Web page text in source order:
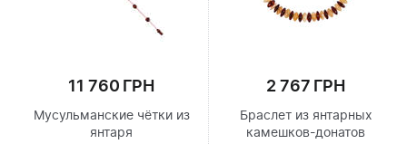
11 760 ГРН
Мусульманские чётки из
янтаря
2 767 ГРН
Браслет из янтарных
камешков-донатов